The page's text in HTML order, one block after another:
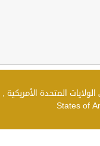
States of